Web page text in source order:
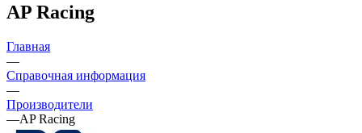
AP Racing
Главная
—
Справочная информация
—
Производители
—AP Racing